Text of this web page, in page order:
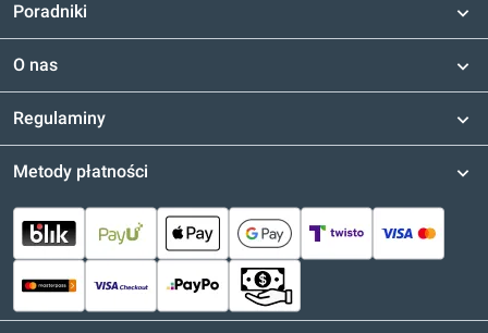
Poradniki
O nas
Regulaminy
Metody płatności